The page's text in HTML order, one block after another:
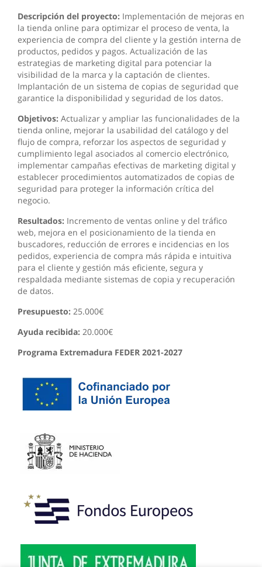
Descripción del proyecto: Implementación de mejoras en
la tienda online para optimizar el proceso de venta, la
experiencia de compra del cliente y la gestión interna de
productos, pedidos y pagos. Actualización de las
estrategias de marketing digital para potenciar la
visibilidad de la marca y la captación de clientes.
Implantación de un sistema de copias de seguridad que
garantice la disponibilidad y seguridad de los datos.
Objetivos: Actualizar y ampliar las funcionalidades de la
tienda online, mejorar la usabilidad del catálogo y del
flujo de compra, reforzar los aspectos de seguridad y
cumplimiento legal asociados al comercio electrónico,
implementar campañas efectivas de marketing digital y
establecer procedimientos automatizados de copias de
seguridad para proteger la información crítica del
negocio.
Resultados: Incremento de ventas online y del tráfico
web, mejora en el posicionamiento de la tienda en
buscadores, reducción de errores e incidencias en los
pedidos, experiencia de compra más rápida e intuitiva
para el cliente y gestión más eficiente, segura y
respaldada mediante sistemas de copia y recuperación
de datos.
Presupuesto: 25.000€
Ayuda recibida: 20.000€
Programa Extremadura FEDER 2021-2027